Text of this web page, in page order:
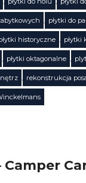
, płytki do
historyczne , płytki
, płytki oktagonalne ,
, rekonstrukcja